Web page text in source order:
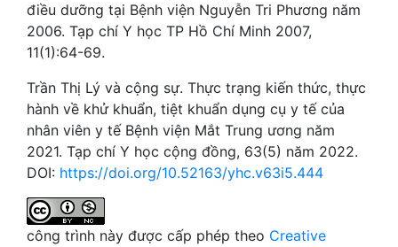
điều dưỡng tại Bệnh viện Nguyễn Tri Phương năm
2006. Tạp chí Y học TP Hồ Chí Minh 2007,
11(1):64-69.
Trần Thị Lý và cộng sự. Thực trạng kiến thức, thực
hành về khử khuẩn, tiệt khuẩn dụng cụ y tế của
nhân viên y tế Bệnh viện Mắt Trung ương năm
2021. Tạp chí Y học cộng đồng, 63(5) năm 2022.
DOI: https://doi.org/10.52163/yhc.v63i5.444
công trình này được cấp phép theo Creative